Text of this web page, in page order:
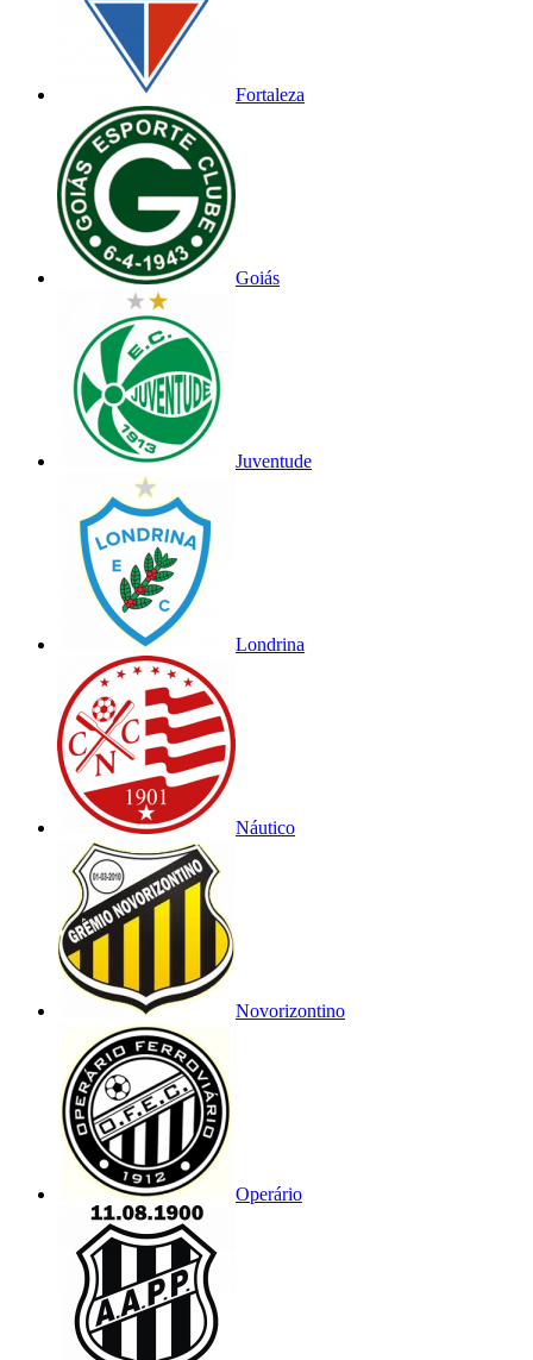
Fortaleza
Goiás
Juventude
Londrina
Náutico
Novorizontino
Operário